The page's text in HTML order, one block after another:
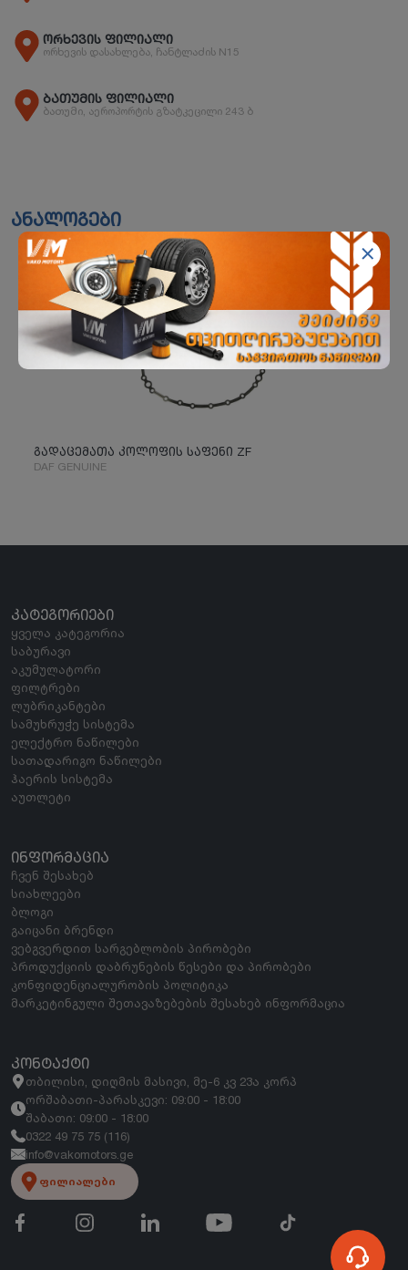
ორხევის ფილიალი
ორხევის დასახლება, ჩანტლაძის N15
ბათუმის ფილიალი
ბათუმი, აეროპორტის გზატკეცილი 243 ბ
ანალოგები
გადაცემათა კოლოფის საფენი ZF
DAF GENUINE
ᲙᲐᲢᲔᲒᲝᲠᲘᲔᲑᲘ
ყველა კატეგორია
საბურავი
აკუმულატორი
ფილტრები
ლუბრიკანტები
სამუხრუჭე სისტემა
ელექტრო ნაწილები
სათადარიგო ნაწილები
ჰაერის სისტემა
აუთლეტი
ᲘᲜᲤᲝᲠᲛᲐᲪᲘᲐ
ჩვენ შესახებ
სიახლეები
ბლოგი
გაიცანი ბრენდი
ვებგვერდით სარგებლობის პირობები
პროდუქციის დაბრუნების წესები და პირობები
კონფიდენციალურობის პოლიტიკა
მარკეტინგული შეთავაზებების შესახებ ინფორმაცია
ᲙᲝᲜᲢᲐᲥᲢᲘ
თბილისი, დიღმის მასივი, მე-6 კვ 23ა კორპ
ორშაბათი-პარასკევი: 09:00 - 18:00
შაბათი: 09:00 - 18:00
0322 49 75 75 (116)
info@vakomotors.ge
ფილიალები